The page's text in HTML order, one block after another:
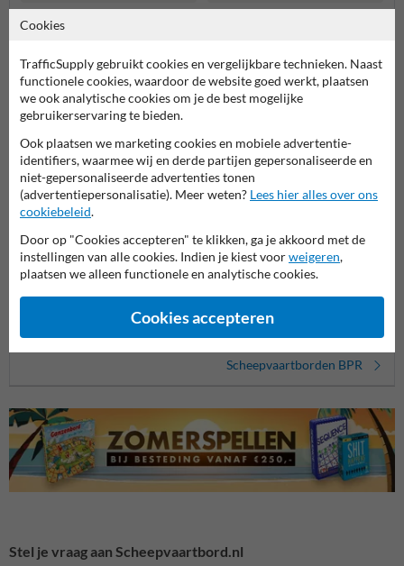
Productcategorieën in deze groep
Scheepvaartborden BPR
Stel je vraag aan Scheepvaartbord.nl
Cookies
TrafficSupply gebruikt cookies en vergelijkbare technieken. Naast
functionele cookies, waardoor de website goed werkt, plaatsen
we ook analytische cookies om je de best mogelijke
gebruikerservaring te bieden.
Ook plaatsen we marketing cookies en mobiele advertentie-
identifiers, waarmee wij en derde partijen gepersonaliseerde en
niet-gepersonaliseerde advertenties tonen
(advertentiepersonalisatie). Meer weten? Lees hier alles over ons
cookiebeleid.
Door op "Cookies accepteren" te klikken, ga je akkoord met de
instellingen van alle cookies. Indien je kiest voorweigeren,
plaatsen we alleen functionele en analytische cookies.
Cookies accepteren